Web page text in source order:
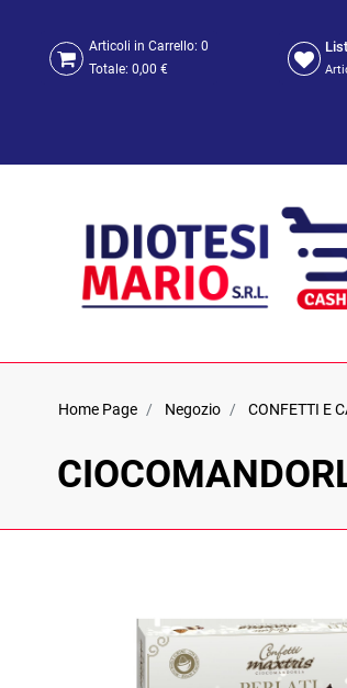
Articoli in Carrello: 0
Totale: 0,00 €
Home Page Negozio CONFETTI E